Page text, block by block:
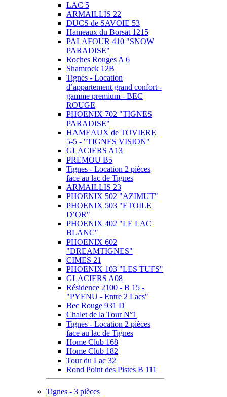
LAC 5
ARMAILLIS 22
DUCS de SAVOIE 53
Hameaux du Borsat 1215
PALAFOUR 410 "SNOW
PARADISE"
Roches Rouges A 6
Shamrock 12B
Tignes - Location
d’appartement grand confort -
gamme premium - BEC
ROUGE
PHOENIX 702 "TIGNES
PARADISE"
HAMEAUX de TOVIERE
5-5 - "TIGNES VISION"
GLACIERS A13
PREMOU B5
Tignes - Location 2 pièces
face au lac de Tignes
ARMAILLIS 23
PHOENIX 502 "AZIMUT"
PHOENIX 503 "ETOILE
D’OR"
PHOENIX 402 "LE LAC
BLANC"
PHOENIX 602
"DREAMTIGNES"
CIMES 21
PHOENIX 103 "LES TUFS"
GLACIERS A08
Résidence 2100 - B 15 -
"PYENU - Entre 2 Lacs"
Bec Rouge 931 D
Chalet de la Tour N°1
Tignes - Location 2 pièces
face au lac de Tignes
Home Club 168
Home Club 182
Tour du Lac 32
Rond Point des Pistes B 111
Tignes - 3 pièces